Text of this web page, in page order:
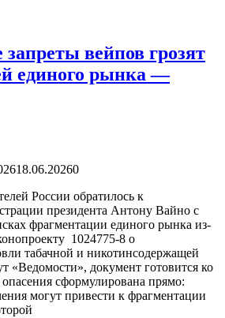
вейпов грозят
единого рынка —
18.06.20260
России обратилось к
президента Антону Вайно с
фрагментации единого рынка из-
1024775-8 о
табачной и никотинсодержащей
«Ведомости», документ готовится ко
сформулирована прямо:
могут привести к фрагментации